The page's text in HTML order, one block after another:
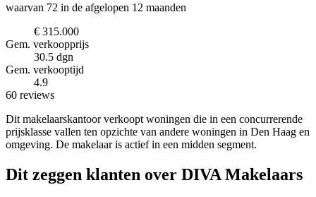
waarvan 72 in de afgelopen 12 maanden
€ 315.000
Gem. verkoopprijs
30.5 dgn
Gem. verkooptijd
4.9
60 reviews
Dit makelaarskantoor verkoopt woningen die in een concurrerende
prijsklasse vallen ten opzichte van andere woningen in Den Haag en
omgeving. De makelaar is actief in een midden segment.
Dit zeggen klanten over DIVA Makelaars